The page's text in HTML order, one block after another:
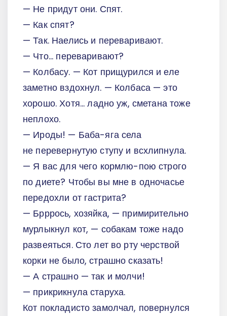
— Не придут они. Спят.
— Как спят?
— Так. Наелись и переваривают.
— Что... переваривают?
— Колбасу. — Кот прищурился и еле
заметно вздохнул. — Колбаса — это
хорошо. Хотя... ладно уж, сметана тоже
неплохо.
— Ироды! — Баба-яга села
не перевернутую ступу и всхлипнула.
— Я вас для чего кормлю-пою строго
по диете? Чтобы вы мне в одночасье
передохли от гастрита?
— Брррось, хозяйка, — примирительно
мурлыкнул кот, — собакам тоже надо
развеяться. Сто лет во рту черствой
корки не было, страшно сказать!
— А страшно — так и молчи!
— прикрикнула старуха.
Кот покладисто замолчал, повернулся